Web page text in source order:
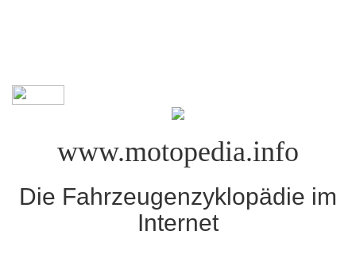
www.motopedia.info
Die Fahrzeugenzyklopädie im
Internet